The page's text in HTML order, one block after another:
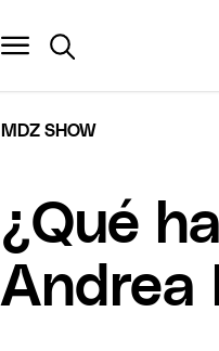
MDZ SHOW
¿Qué
Andrea